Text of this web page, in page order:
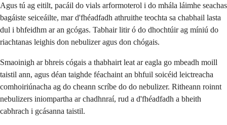
Agus tú ag eitilt, pacáil do vials arformoterol i do mhála láimhe seachas
bagáiste seiceáilte, mar d'fhéadfadh athruithe teochta sa chabhail lasta
dul i bhfeidhm ar an gcógas. Tabhair litir ó do dhochtúir ag míniú do
riachtanas leighis don nebulizer agus don chógais.
Smaoinigh ar bhreis cógais a thabhairt leat ar eagla go mbeadh moill
taistil ann, agus déan taighde féachaint an bhfuil soicéid leictreacha
comhoiriúnacha ag do cheann scríbe do do nebulizer. Ritheann roinnt
nebulizers iniompartha ar chadhnraí, rud a d'fhéadfadh a bheith
cabhrach i gcásanna taistil.